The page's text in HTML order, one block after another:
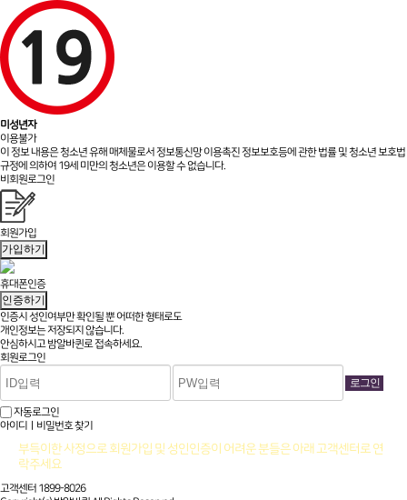
미성년자
이용불가
이 정보 내용은 청소년 유해 매체물로서 정보통신망 이용촉진 정보보호등에 관한 법률 및 청소년 보호법
규정에 의하여 19세 미만의 청소년은 이용할 수 없습니다.
비회원로그인
회원가입
가입하기
휴대폰인증
인증하기
인증시 성인여부만 확인될 뿐어떠한 형태로도
개인정보는 저장되지 않습니다.
안심하시고 밤알바퀸로 접속하세요.
회원로그인
자동로그인
아이디ㅣ비밀번호 찾기
부득이한 사정으로 회원가입 및 성인인증이 어려운 분들은 아래 고객센터로 연
락주세요
고객센터 1899-8026